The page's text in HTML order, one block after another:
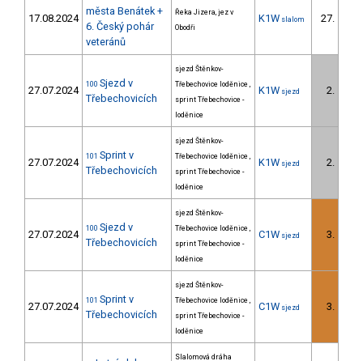
17.08.2024
města Benátek +
6. Český pohár
veteránů
Řeka Jizera, jez v
Obodři
K1W slalom 27.
27.07.2024 100 Sjezd v
Třebechovicích
sjezd Štěnkov-
Třebechovice loděnice ,
sprint Třebechovice -
loděnice
K1W sjezd 2.
27.07.2024 101 Sprint v
Třebechovicích
sjezd Štěnkov-
Třebechovice loděnice ,
sprint Třebechovice -
loděnice
K1W sjezd 2.
27.07.2024 100 Sjezd v
Třebechovicích
sjezd Štěnkov-
Třebechovice loděnice ,
sprint Třebechovice -
loděnice
C1W sjezd 3.
27.07.2024 101 Sprint v
Třebechovicích
sjezd Štěnkov-
Třebechovice loděnice ,
sprint Třebechovice -
loděnice
C1W sjezd 3.
Slalomová dráha